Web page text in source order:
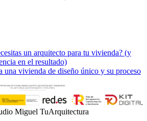
un arquitecto para tu vivienda? (y
en el resultado)
una vivienda de diseño único y su proceso
Miguel TuArquitectura